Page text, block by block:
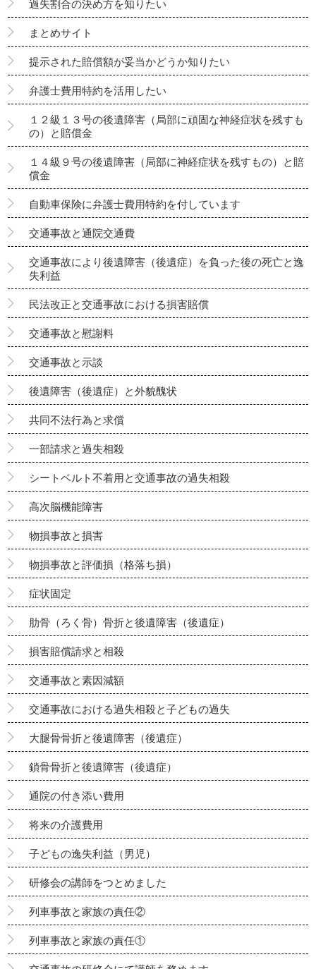
過失割合の決め方を知りたい
まとめサイト
提示された賠償額が妥当かどうか知りたい
弁護士費用特約を活用したい
１２級１３号の後遺障害（局部に頑固な神経症状を残すも
の）と賠償金
１４級９号の後遺障害（局部に神経症状を残すもの）と賠
償金
自動車保険に弁護士費用特約を付しています
交通事故と通院交通費
交通事故により後遺障害（後遺症）を負った後の死亡と逸
失利益
民法改正と交通事故における損害賠償
交通事故と慰謝料
交通事故と示談
後遺障害（後遺症）と外貌醜状
共同不法行為と求償
一部請求と過失相殺
シートベルト不着用と交通事故の過失相殺
高次脳機能障害
物損事故と損害
物損事故と評価損（格落ち損）
症状固定
肋骨（ろく骨）骨折と後遺障害（後遺症）
損害賠償請求と相殺
交通事故と素因減額
交通事故における過失相殺と子どもの過失
大腿骨骨折と後遺障害（後遺症）
鎖骨骨折と後遺障害（後遺症）
通院の付き添い費用
将来の介護費用
子どもの逸失利益（男児）
研修会の講師をつとめました
列車事故と家族の責任②
列車事故と家族の責任①